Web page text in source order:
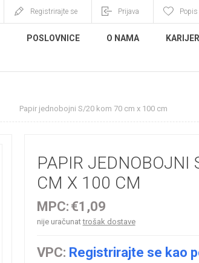
Registrirajte se Prijava Popis
POSLOVNICE O NAMA
Papir jednobojni S/20 kom 70 cm x 100 cm
PAPIR
CM X 100 CM
MPC: €1,09
nije uračunattrošak dostave
VPC: Registrirajte se kao